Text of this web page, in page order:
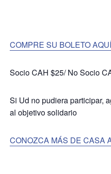
COMPRE SU BOLETO AQUÍ
Socio CAH $25/ No Socio
Si Ud no pudiera participar,
al objetivo solidario
CONOZCA MÁS DE CASA